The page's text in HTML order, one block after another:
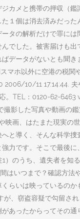
カメと携帯の押収（
１個は消去済みだっ
タの解析だけで罪に
でした。被害届けも
データがないとも聞
マホ以外に空港の税
10/11 17:14:44.
。TEL：0120-62-
影した写真や動画の
映画、はたまた現実
と導く、そんな科学
力です。そこで最後
）のうち、遺失者を
はいつまで？確認方
らいは映っているの
、窃盗容疑で勾留さ
あったからってその